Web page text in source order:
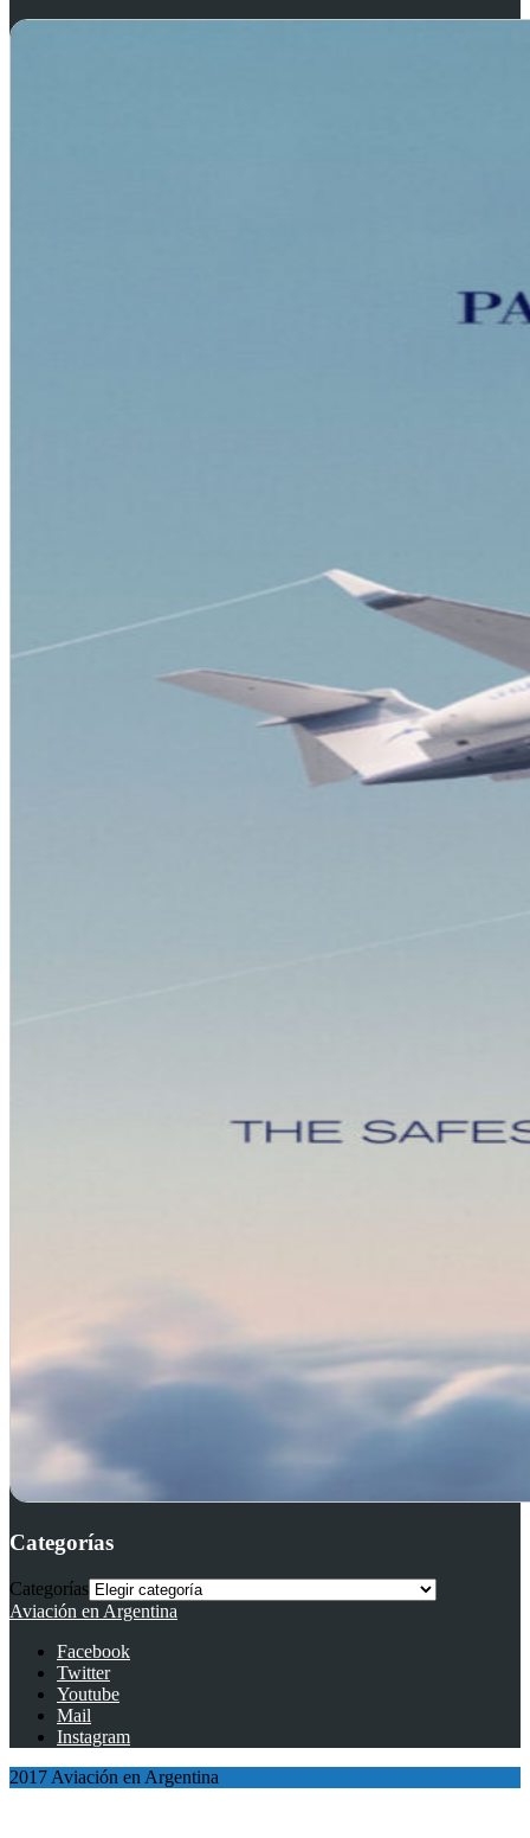
Categorías
Categorías
Aviación en Argentina
Facebook
Twitter
Youtube
Mail
Instagram
2017 Aviación en Argentina